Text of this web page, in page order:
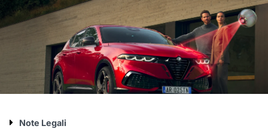
Note Legali